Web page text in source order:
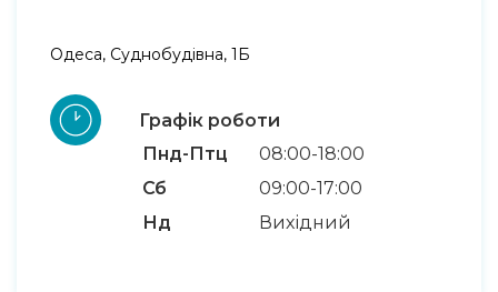
Одеса, Суднобудівна, 1Б
Графік роботи
Пнд-Птц
08:00-18:00
Сб
09:00-17:00
Нд
Вихідний